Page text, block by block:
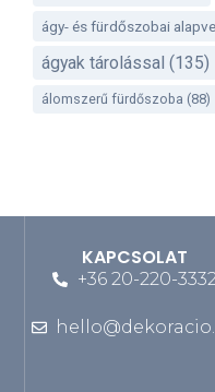
ágy- és fürdőszobai
ágyak tárolással (135)
álomszerű fürdőszoba (88)
KAPCSOLAT
+36 20-220-